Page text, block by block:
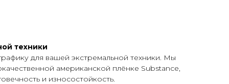
техники
для вашей экстремальной техники. Мы
американской плёнке Substance,
и износостойкость.